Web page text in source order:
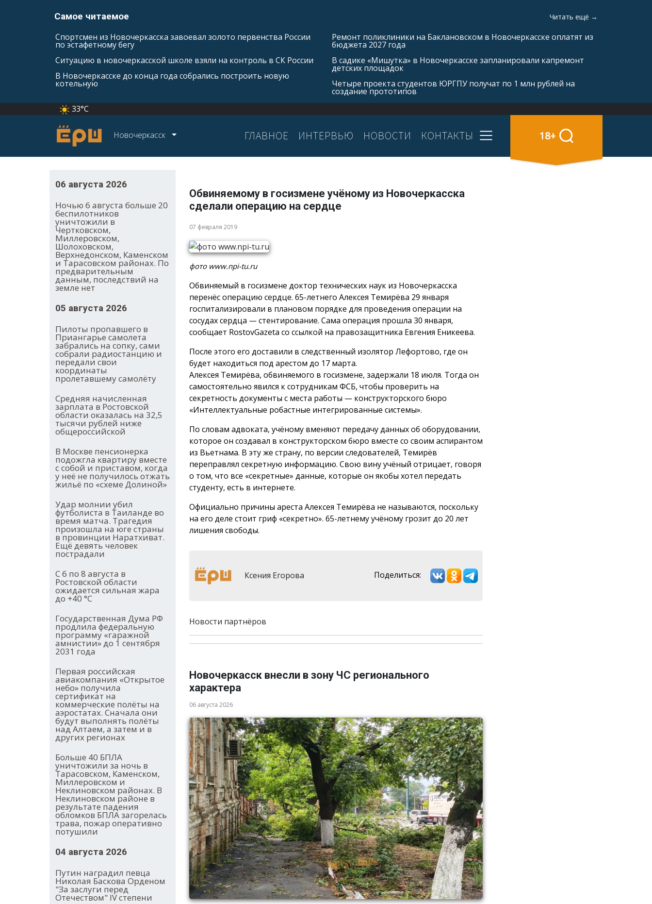
Самое читаемое Читать ещё →
Спортсмен из Новочеркасска завоевал золото первенства России
по эстафетному бегу
Ситуацию в новочеркасской школе взяли на контроль в СК России
В Новочеркасске до конца года собрались построить новую
котельную
Ремонт поликлиники на Баклановском в Новочеркасске оплатят из
бюджета 2027 года
В садике «Мишутка» в Новочеркасске запланировали капремонт
детских площадок
Четыре проекта студентов ЮРГПУ получат по 1 млн рублей на
создание прототипов
33°C
Новочеркасск ГЛАВНОЕ ИНТЕРВЬЮ НОВОСТИ КОНТАКТЫ 18+
06 августа 2026
Ночью 6 августа больше 20
беспилотников
уничтожили в
Чертковском,
Миллеровском,
Шолоховском,
Верхнедонском, Каменском
и Тарасовском районах. По
предварительным
данным, последствий на
земле нет
05 августа 2026
Пилоты пропавшего в
Приангарье самолета
забрались на сопку, сами
собрали радиостанцию и
передали свои
координаты
пролетавшему самолёту
Средняя начисленная
зарплата в Ростовской
области оказалась на 32,5
тысячи рублей ниже
общероссийской
В Москве пенсионерка
подожгла квартиру вместе
с собой и приставом, когда
у неё не получилось отжать
жильё по «схеме Долиной»
Удар молнии убил
футболиста в Таиланде во
время матча. Трагедия
произошла на юге страны
в провинции Наратхиват.
Ещё девять человек
пострадали
С 6 по 8 августа в
Ростовской области
ожидается сильная жара
до +40 °С
Государственная Дума РФ
продлила федеральную
программу «гаражной
амнистии» до 1 сентября
2031 года
Первая российская
авиакомпания «Открытое
небо» получила
сертификат на
коммерческие полёты на
аэростатах. Сначала они
будут выполнять полёты
над Алтаем, а затем и в
других регионах
Больше 40 БПЛА
уничтожили за ночь в
Тарасовском, Каменском,
Миллеровском и
Неклиновском районах. В
Неклиновском районе в
результате падения
обломков БПЛА загорелась
трава, пожар оперативно
потушили
04 августа 2026
Путин наградил певца
Николая Баскова Орденом
"За заслуги перед
Отечеством" IV степени
Обвиняемому в госизмене учёному из Новочеркасска
сделали операцию на сердце
07 февраля 2019
фото www.npi-tu.ru
Обвиняемый в госизмене доктор технических наук из Новочеркасска
перенёс операцию сердце. 65-летнего Алексея Темирёва 29 января
госпитализировали в плановом порядке для проведения операции на
сосудах сердца — стентирование. Сама операция прошла 30 января,
сообщает RostovGazeta со ссылкой на правозащитника Евгения Еникеева.
После этого его доставили в следственный изолятор Лефортово, где он
будет находиться под арестом до 17 марта.
Алексея Темирёва, обвиняемого в госизмене, задержали 18 июля. Тогда он
самостоятельно явился к сотрудникам ФСБ, чтобы проверить на
секретность документы с места работы — конструкторского бюро
«Интеллектуальные робастные интегрированные системы».
По словам адвоката, учёному вменяют передачу данных об оборудовании,
которое он создавал в конструкторском бюро вместе со своим аспирантом
из Вьетнама. В эту же страну, по версии следователей, Темирёв
переправлял секретную информацию. Свою вину учёный отрицает, говоря
о том, что все «секретные» данные, которые он якобы хотел передать
студенту, есть в интернете.
Официально причины ареста Алексея Темирёва не называются, поскольку
на его деле стоит гриф «секретно». 65-летнему учёному грозит до 20 лет
лишения свободы.
Ксения Егорова Поделиться:
Новости партнёров
Новочеркасск внесли в зону ЧС регионального
характера
06 августа 2026